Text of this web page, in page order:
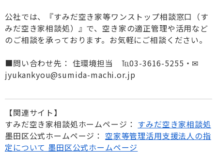
公社では、『すみだ空き家等ワンストップ相談窓口（す
みだ空き家相談処）』で、空き家の適正管理や活用など
のご相談を承っております。お気軽にご相談ください。
■問い合わせ先： 住環境担当 ℡03-3616-5255・✉
jyukankyou@sumida-machi.or.jp
【関連サイト】
すみだ空き家相談処ホームページ： すみだ空き家相談処
墨田区公式ホームページ ： 空家等管理活用支援法人の指
定について 墨田区公式ホームページ